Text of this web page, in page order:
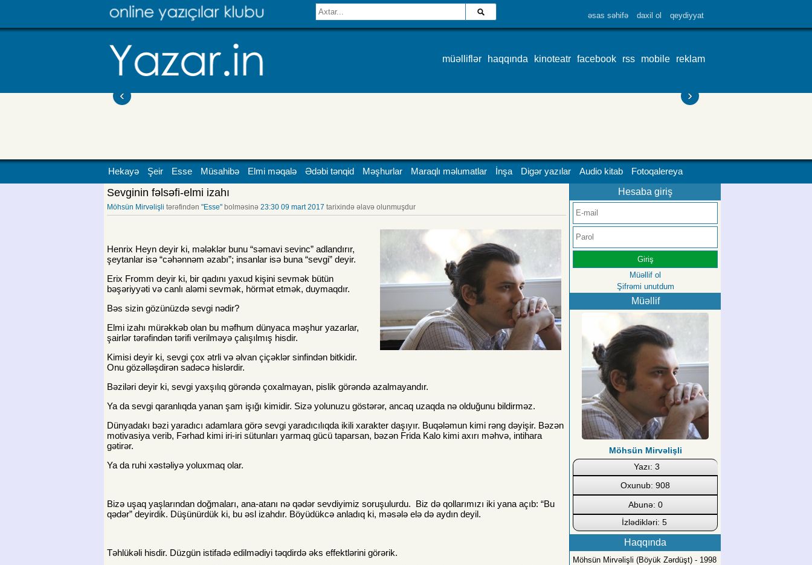
əsas səhifə daxil ol qeydiyyat
müəlliflər haqqında kinoteatr facebook rss mobile reklam
‹ ›
Hekayə Şeir Esse Müsahibə Elmi məqalə Ədəbi tənqid Məşhurlar Maraqlı məlumatlar İnşa Digər yazılar Audio kitab Fotoqalereya
Sevginin fəlsəfi-elmi izahı
Möhsün Mirvəlişli tərəfindən "Esse" bolməsinə 23:30 09 mart 2017 tarixində əlavə olunmuşdur
Henrix Heyn deyir ki, mələklər bunu “səmavi sevinc” adlandırır,
şeytanlar isə “cəhənnəm əzabı”; insanlar isə buna “sevgi” deyir.
Erix Fromm deyir ki, bir qadını yaxud kişini sevmək bütün
bəşəriyyəti və canlı aləmi sevmək, hörmət etmək, duymaqdır.
Bəs sizin gözünüzdə sevgi nədir?
Elmi izahı mürəkkəb olan bu məfhum dünyaca məşhur yazarlar,
şairlər tərəfindən tərifi verilməyə çalışılmış hisdir.
Kimisi deyir ki, sevgi çox ətrli və əlvan çiçəklər sinfindən bitkidir.
Onu gözəlləşdirən sadəcə hislərdir.
Bəziləri deyir ki, sevgi yaxşılıq görəndə çoxalmayan, pislik görəndə azalmayandır.
Ya da sevgi qaranlıqda yanan şam işığı kimidir. Sizə yolunuzu göstərər, ancaq uzaqda nə olduğunu bildirməz.
Dünyadakı bəzi yaradıcı adamlara görə sevgi yaradıcılıqda ikili xarakter daşıyır. Buqələmun kimi rəng dəyişir. Bəzən
motivasiya verib, Fərhad kimi iri-iri sütunları yarmaq gücü taparsan, bəzən Frida Kalo kimi axırı məhvə, intihara
gətirər.
Ya da ruhi xəstəliyə yoluxmaq olar.
Bizə uşaq yaşlarından doğmaları, ana-atanı nə qədər sevdiyimiz soruşulurdu. Biz də qollarımızı iki yana açıb: “Bu
qədər” deyirdik. Düşünürdük ki, bu əsl izahdır. Böyüdükcə anladıq ki, məsələ elə də aydın deyil.
Təhlükəli hisdir. Düzgün istifadə edilmədiyi təqdirdə əks effektlərini görərik.
Hesaba giriş
Müəllif ol
Şifrəmi unutdum
Müəllif
Möhsün Mirvəlişli
Yazı: 3
Oxunub: 908
Abunə: 0
İzlədikləri: 5
Haqqında
Möhsün Mirvəlişli (Böyük Zərdüşt) - 1998